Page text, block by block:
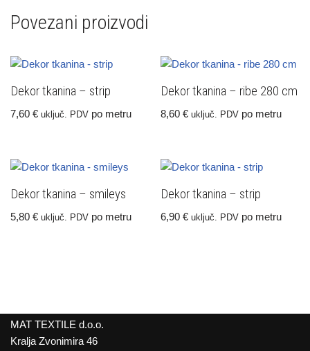
Povezani proizvodi
Dekor tkanina – strip
7,60 € uključ. PDV po metru
Dekor tkanina – ribe 280 cm
8,60€ uključ. PDV po metru
Dekor tkanina – smileys
5,80 € uključ. PDV po metru
Dekor tkanina – strip
6,90€ uključ. PDV po metru
MAT TEXTILE d.o.o.
Kralja Zvonimira 46